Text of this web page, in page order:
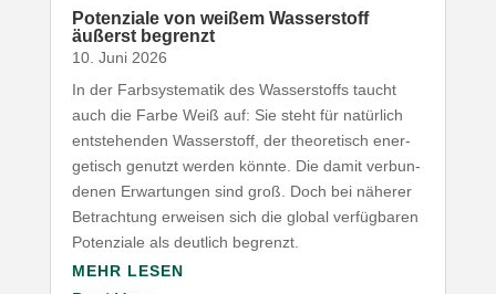
Poten­ziale von weißem Wasser­stoff
äußerst begrenzt
10. Juni 2026
In der Farb­sys­te­matik des Wasser­stoffs taucht
auch die Farbe Weiß auf: Sie steht für natürlich
entste­henden Wasser­stoff, der theo­re­tisch ener­
ge­tisch genutzt werden könnte. Die damit verbun­
denen Erwar­tungen sind groß. Doch bei näherer
Betrachtung erweisen sich die global verfüg­baren
Poten­ziale als deutlich begrenzt.
MEHR LESEN